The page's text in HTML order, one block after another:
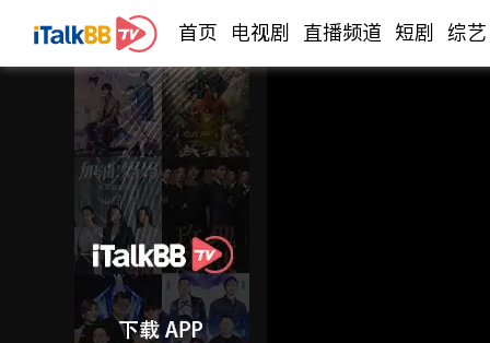
首页 电视剧 直播频道 短剧 综艺